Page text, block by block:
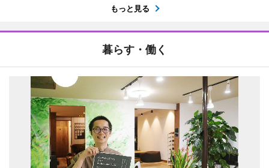
もっと見る
暮らす・働く